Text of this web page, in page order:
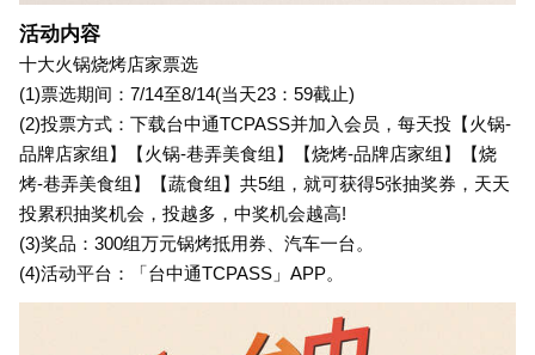
活动内容
十大火锅烧烤店家票选
(1)票选期间：7/14至8/14(当天23：59截止)
(2)投票方式：下载台中通TCPASS并加入会员，每天投【火锅-
品牌店家组】【火锅-巷弄美食组】【烧烤-品牌店家组】【烧
烤-巷弄美食组】【蔬食组】共5组，就可获得5张抽奖券，天天
投累积抽奖机会，投越多，中奖机会越高!
(3)奖品：300组万元锅烤抵用券、汽车一台。
(4)活动平台：「台中通TCPASS」APP。